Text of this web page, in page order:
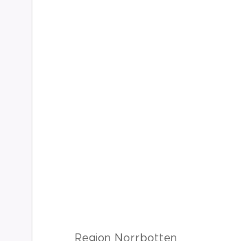
Region Norrbotten